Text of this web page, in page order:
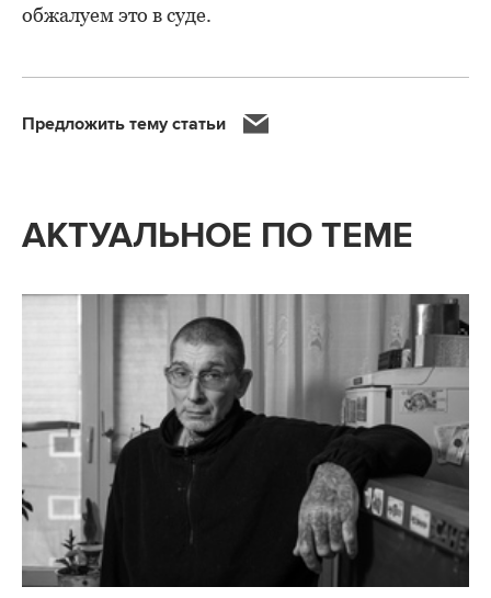
обжалуем это в суде.
Предложить тему статьи
АКТУАЛЬНОЕ ПО ТЕМЕ